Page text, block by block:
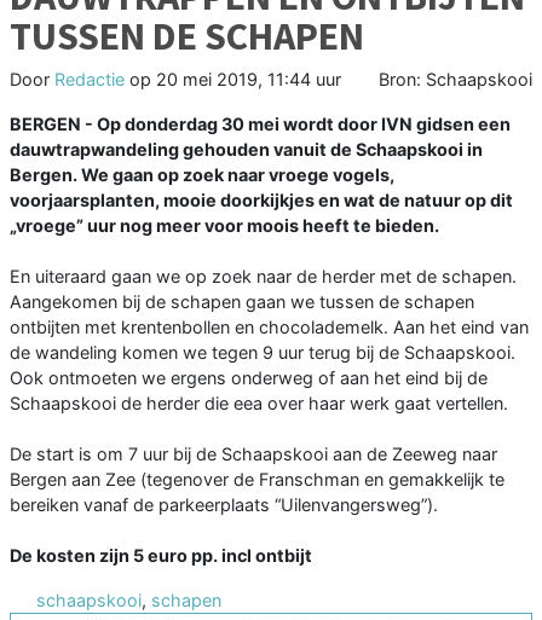
TUSSEN DE SCHAPEN
Door Redactie op 20 mei 2019, 11:44 uur Bron: Schaapskooi
BERGEN - Op donderdag 30 mei wordt door IVN gidsen een
dauwtrapwandeling gehouden vanuit de Schaapskooi in
Bergen. We gaan op zoek naar vroege vogels,
voorjaarsplanten, mooie doorkijkjes en wat de natuur op dit
„vroege” uur nog meer voor moois heeft te bieden.
En uiteraard gaan we op zoek naar de herder met de schapen.
Aangekomen bij de schapen gaan we tussen de schapen
ontbijten met krentenbollen en chocolademelk. Aan het eind van
de wandeling komen we tegen 9 uur terug bij de Schaapskooi.
Ook ontmoeten we ergens onderweg of aan het eind bij de
Schaapskooi de herder die eea over haar werk gaat vertellen.
De start is om 7 uur bij de Schaapskooi aan de Zeeweg naar
Bergen aan Zee (tegenover de Franschman en gemakkelijk te
bereiken vanaf de parkeerplaats “Uilenvangersweg”).
De kosten zijn 5 euro pp. incl ontbijt
schaapskooi, schapen